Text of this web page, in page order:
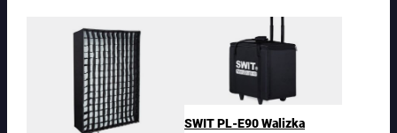
SWIT PL-E90 Walizka